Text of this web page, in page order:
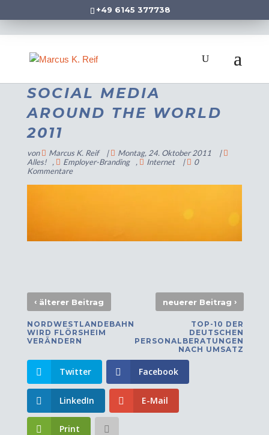
+49 6145 377738
SOCIAL MEDIA
AROUND THE WORLD
2011
von Marcus K. Reif | Montag, 24. Oktober 2011
|
Alles!
, Employer-Branding , Internet |
0
Kommentare
‹älterer Beitrag
NORDWESTLANDEBAHN
WIRD FLÖRSHEIM
VERÄNDERN
neuerer Beitrag ›
TOP-10 DER
DEUTSCHEN
PERSONALBERATUNGEN
NACH UMSATZ
Twitter Facebook
LinkedIn E-Mail
Print